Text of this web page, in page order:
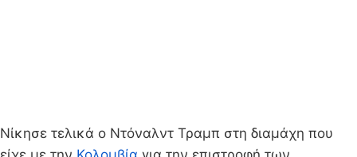
Νίκησε τελικά ο Ντόναλντ Τραμπ στη διαμάχη που